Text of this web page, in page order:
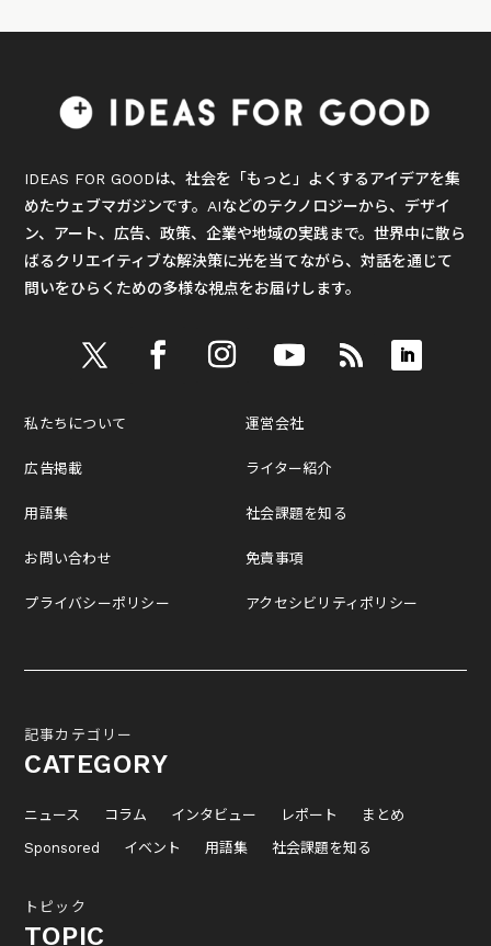
IDEAS FOR GOODは、社会を「もっと」よくするアイデアを集
めたウェブマガジンです。AIなどのテクノロジーから、デザイ
ン、アート、広告、政策、企業や地域の実践まで。世界中に散ら
ばるクリエイティブな解決策に光を当てながら、対話を通じて
問いをひらくための多様な視点をお届けします。
私たちについて
広告掲載
用語集
お問い合わせ
プライバシーポリシー
運営会社
ライター紹介
社会課題を知る
免責事項
アクセシビリティポリシー
記事カテゴリー
CATEGORY
ニュース コラム インタビュー レポート
まとめ
Sponsored
イベント 用語集 社会課題を知る
トピック
TOPIC